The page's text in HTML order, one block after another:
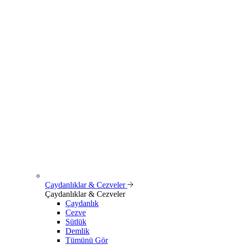
Çaydanlıklar & Cezveler
Çaydanlıklar & Cezveler
Çaydanlık
Cezve
Sütlük
Demlik
Tümünü Gör